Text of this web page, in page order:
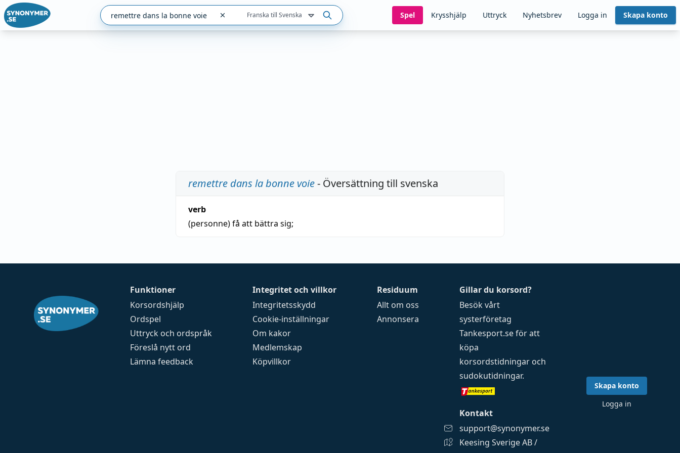
Franska till Svenska Spel Krysshjälp Uttryck Nyhetsbrev Logga in Skapa konto
remettre dans la bonne voie- Översättning till svenska
verb
(personne)få att bättra sig;
Funktioner
Korsordshjälp
Ordspel
Uttryck och ordspråk
Föreslå nytt ord
Lämna feedback
Integritet och villkor
Integritetsskydd
Cookie-inställningar
Om kakor
Medlemskap
Köpvillkor
Residuum
Allt om oss
Annonsera
Gillar du korsord?
Besök vårt
systerföretag
Tankesport.seför att
köpa
korsordstidningar och
sudokutidningar.
Kontakt
support@synonymer.se
Keesing Sverige AB /
Skapa konto
Logga in